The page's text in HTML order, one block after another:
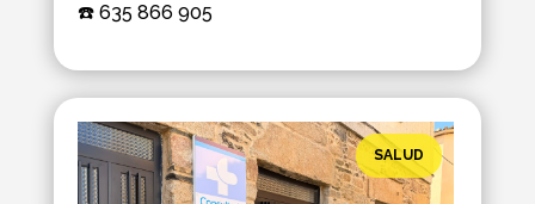
☎️ 635 866 905
SALUD